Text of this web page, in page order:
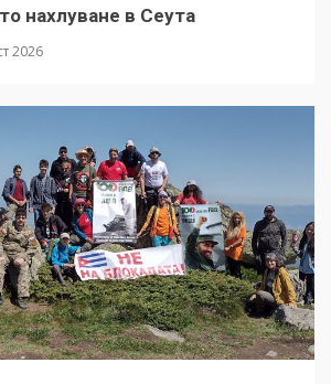
нахлуване в Сеута
2026